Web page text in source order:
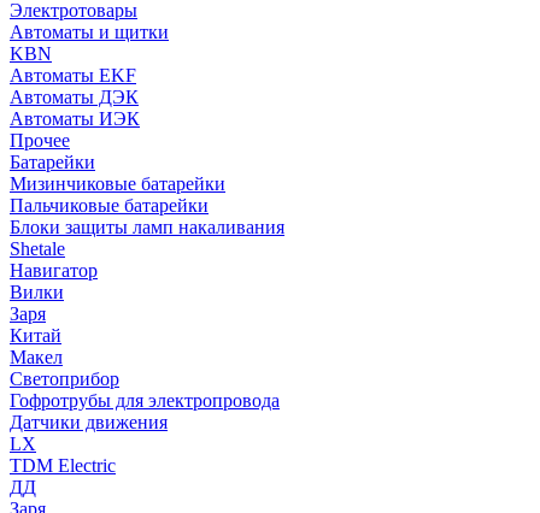
Электротовары
Автоматы и щитки
KBN
Автоматы EKF
Автоматы ДЭК
Автоматы ИЭК
Прочее
Батарейки
Мизинчиковые батарейки
Пальчиковые батарейки
Блоки защиты ламп накаливания
Shetale
Навигатор
Вилки
Заря
Китай
Макел
Светоприбор
Гофротрубы для электропровода
Датчики движения
LX
TDM Electric
ДД
Заря